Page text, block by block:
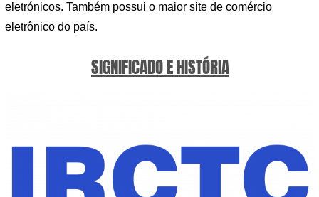
eletrónicos. Também possui o maior site de comércio
eletrônico do país.
SIGNIFICADO E HISTÓRIA